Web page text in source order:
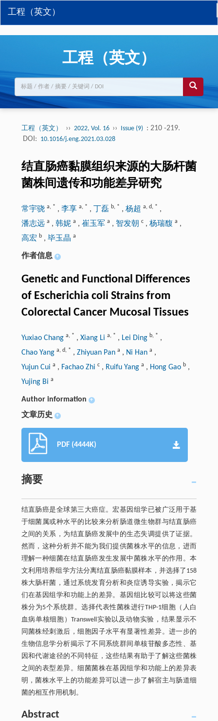
工程（英文）
工程（英文）
工程（英文） ›› 2022, Vol. 16 ›› Issue (9) : 210 -219.
DOI: 10.1016/j.eng.2021.03.028
结直肠癌黏膜组织来源的大肠杆菌
菌株间遗传和功能差异研究
常宇骁 a, * , 李享 a, * , 丁磊 b, * , 杨超 a, d, * ,
潘志远 a , 韩妮 a , 崔玉军 a , 智发朝 c, 杨瑞馥 a ,
高宏 b, 毕玉晶 a
作者信息 +
Genetic and Functional Differences
of Escherichia coli Strains from
Colorectal Cancer Mucosal Tissues
Yuxiao Chang a, * , Xiang Li a, * , Lei Ding b, * ,
Chao Yang a, d, * , Zhiyuan Pan a , Ni Han a ,
Yujun Cui a , Fachao Zhi c, Ruifu Yang a , Hong Gao b,
Yujing Bi a
Author information +
文章历史 +
PDF (4444K)
摘要
结直肠癌是全球第三大癌症。宏基因组学已被广泛用于基
于细菌属或种水平的比较来分析肠道微生物群与结直肠癌
之间的关系，为结直肠癌发展中的生态失调提供了证据。
然而，这种分析并不能为我们提供菌株水平的信息，进而
理解一种细菌在结直肠癌发生发展中菌株水平的作用。本
文利用培养组学方法分离结直肠癌黏膜样本，并选择了158
株大肠杆菌，通过系统发育分析和炎症诱导实验，揭示它
们在基因组学和功能上的差异。基因组比较可以将这些菌
株分为5个系统群。选择代表性菌株进行THP-1细胞（人白
血病单核细胞）Transwell实验以及动物实验，结果显示不
同菌株经刺激后，细胞因子水平有显著性差异。进一步的
生物信息学分析揭示了不同系统群间单核苷酸多态性、基
因和代谢途径的不同特征，这些结果有助于了解这些菌株
之间的表型差异。细菌菌株在基因组学和功能上的差异表
明，菌株水平上的功能差异可以进一步了解宿主与肠道细
菌的相互作用机制。
Abstract